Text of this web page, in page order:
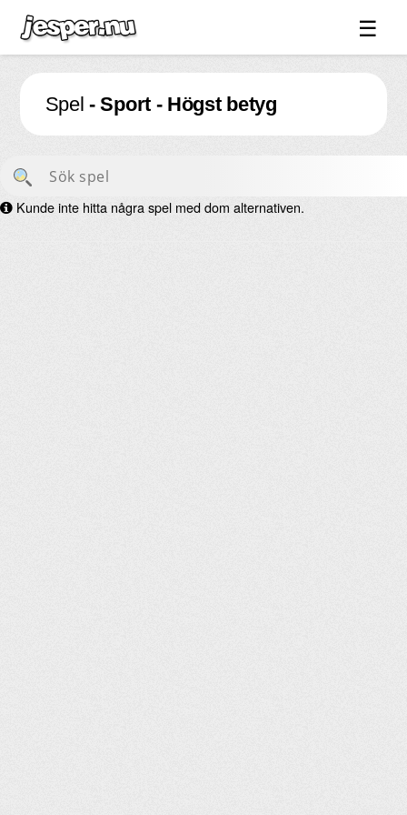
☰
Spel ↓
Bilder ↓
Forum ↓
Länkar
Videos
Spel - Sport - Högst betyg
Kunde inte hitta några spel med dom alternativen.